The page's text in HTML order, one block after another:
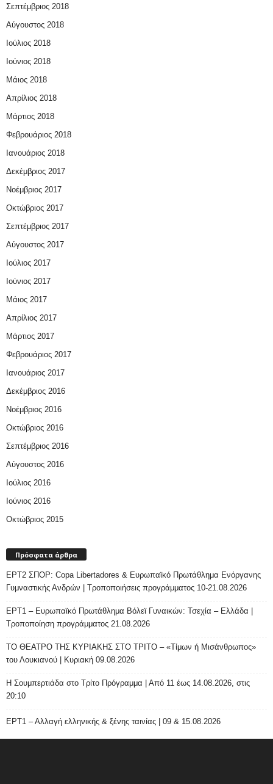
Σεπτέμβριος 2018
Αύγουστος 2018
Ιούλιος 2018
Ιούνιος 2018
Μάιος 2018
Απρίλιος 2018
Μάρτιος 2018
Φεβρουάριος 2018
Ιανουάριος 2018
Δεκέμβριος 2017
Νοέμβριος 2017
Οκτώβριος 2017
Σεπτέμβριος 2017
Αύγουστος 2017
Ιούλιος 2017
Ιούνιος 2017
Μάιος 2017
Απρίλιος 2017
Μάρτιος 2017
Φεβρουάριος 2017
Ιανουάριος 2017
Δεκέμβριος 2016
Νοέμβριος 2016
Οκτώβριος 2016
Σεπτέμβριος 2016
Αύγουστος 2016
Ιούλιος 2016
Ιούνιος 2016
Οκτώβριος 2015
Πρόσφατα άρθρα
ΕΡΤ2 ΣΠΟΡ: Copa Libertadores & Ευρωπαϊκό Πρωτάθλημα Ενόργανης
Γυμναστικής Ανδρών | Τροποποιήσεις προγράμματος 10-21.08.2026
ΕΡΤ1 – Ευρωπαϊκό Πρωτάθλημα Βόλεϊ Γυναικών: Τσεχία – Ελλάδα |
Τροποποίηση προγράμματος 21.08.2026
ΤΟ ΘΕΑΤΡΟ ΤΗΣ ΚΥΡΙΑΚΗΣ ΣΤΟ ΤΡΙΤΟ – «Τίμων ή Μισάνθρωπος»
του Λουκιανού | Κυριακή 09.08.2026
H Σουμπερτιάδα στο Τρίτο Πρόγραμμα | Από 11 έως 14.08.2026, στις
20:10
ΕΡΤ1 – Αλλαγή ελληνικής & ξένης ταινίας | 09 & 15.08.2026